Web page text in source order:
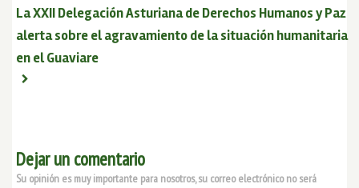
La XXII Delegación Asturiana de Derechos Humanos y Paz
alerta sobre el agravamiento de la situación humanitaria
en el Guaviare
Dejar un comentario
Su opinión es muy importante para nosotros, su correo electrónico no será